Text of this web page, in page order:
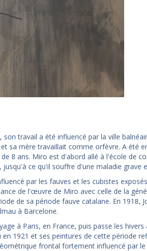
travail a été influencé par la ville
sa mère travaillait comme orfèvre. A été
8 ans. Miro est d'abord allé à l'école de
ce qu'il souffre d'une maladie grave
par les fauves et les cubistes
de l'œuvre de Miro avec celle de la
de sa période fauve catalane. En 1918,
à Barcelone.
à Paris, en France, puis passe les
1921 et ses peintures de cette période
frontal fortement influencé par le